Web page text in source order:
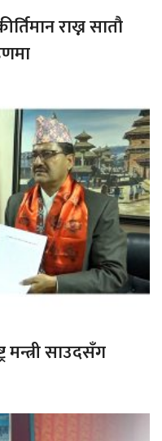
राख्न सातौ
मन्त्री साउदसँग